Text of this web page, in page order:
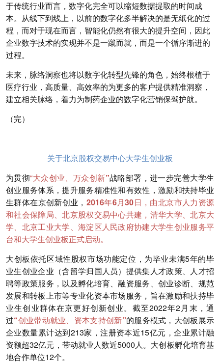
于传统行业而言，数字化完全可以缩短数据提取的时间成
本。从线下到线上，以前的数字化多半解决的是无纸化的过
程，而对于现在而言，智能化仍然有很大的提升空间，因此
企业数字技术的实现并不是一蹴而就，而是一个循序渐进的
过程。
未来，脉络洞察也将以数字化转型先锋的角色，始终根植于
医疗行业，高质量、高效率的为更多的客户提供精准洞察，
建立相关脉络，着力为制药企业的数字化营销保驾护航。
（完）
关于北京股权交易中心大学生创业板
为贯彻“大众创业、万众创新”战略部署，进一步完善大学生
创业服务体系，提升服务精准性和有效性，激励和扶持毕业
生群体在京创新创业， 2016年6月30日 ，由北京市人力资源
和社会保障局、北京股权交易中心共建，清华大学、北京大
学、北京工业大学、海淀区人民政府协建大学生创业服务平
台和大学生创业板正式启动。
大创板依托区域性股权市场功能定位，为毕业未满5年的毕
业生创业企业（含留学归国人员）提供集人才政策、人才招
聘等政策服务，以及孵化培育、融资服务、创业诊断、规范
发展和转板上市等专业化资本市场服务，旨在激励和扶持毕
业生创业群体在京更好创新创业。截至2022年2月末，通
过“创业带动就业、资本支持创新”的服务模式，大创板展示
企业数量累计达到213家，注册资本近15亿元，企业累计融
资额超32亿元，带动就业人数近5000人。大创板孵化培育基
地合作单位12个。